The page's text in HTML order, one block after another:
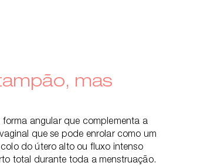
mas
forma angular que complementa a
que se pode enrolar como um
do útero alto ou fluxo intenso
total durante toda a menstruação.